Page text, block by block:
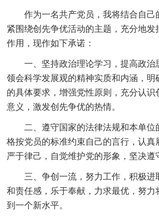
作为一名共产党员，我将结合自己
紧围绕创先争优活动的主题，充分地发
作用，现作如下承诺：
一、坚持政治理论学习，提高政治
领会科学发展观的精神实质和内涵，明
的具体要求，增强党性原则，充分认识
意义，激发创先争优的热情。
二、遵守国家的法律法规和本单位
格按党员的标准约束自己的言行，认真
严于律己，自觉维护党的形象，坚决遵
三、争创一流，努力工作，积极进
和责任感，乐于奉献，力求最优，努力
到一个新水平。